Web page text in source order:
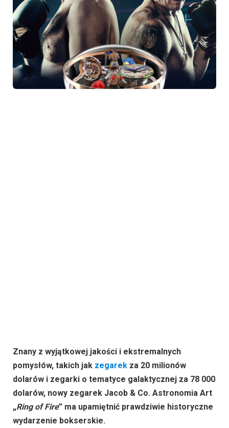
Znany z wyjątkowej jakości i ekstremalnych
pomysłów, takich jak zegarek za 20 milionów
dolarów i zegarki o tematyce galaktycznej za 78 000
dolarów, nowy zegarek Jacob & Co. Astronomia Art
„Ring of Fire” ma upamiętnić prawdziwie historyczne
wydarzenie bokserskie.